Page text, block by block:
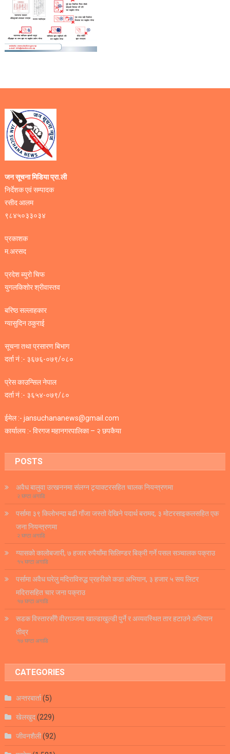
जन सूचना मिडिया प्रा.ली
निर्देशक एवं सम्पादक
रसीद आलम
९८४५०३३०३४
प्रकाशक
म.अरसद
प्रदेश ब्युरो चिफ
युगलकिशोर श्रीवास्तव
बरिष्ठ सल्लाहकार
ग्यासुदिन ठकुराई
सूचना तथा प्रसारण बिभाग
दर्ता नं :- ३६७६-०७९/०८०
प्रेस काउन्सिल नेपाल
दर्ता नं :- ३६५४-०७९/८०
ईमेल :- jansuchananews@gmail.com
कार्यालय :- विरगज महानगरपालिका – २ छपकैया
POSTS
अवैध बालुवा उत्खननमा संलग्न ट्र्याक्टरसहित चालक नियन्त्रणमा
२ घण्टा अगाडि
पर्सामा ३९ किलोभन्दा बढी गाँजा जस्तो देखिने पदार्थ बरामद, ३ मोटरसाइकलसहित एक
जना नियन्त्रणमा
२ घण्टा अगाडि
ग्यासको कालोबजारी, ७ हजार रुपैयाँमा सिलिण्डर बिक्री गर्ने पसल सञ्चालक पक्राउ
१५ घण्टा अगाडि
पर्सामा अवैध घरेलु मदिराविरुद्ध प्रहरीको कडा अभियान, ३ हजार ५ सय लिटर
मदिरासहित चार जना पक्राउ
१७ घण्टा अगाडि
सडक विस्तारसँगै वीरगञ्जमा खाल्डाखुल्डी पुर्ने र अव्यवस्थित तार हटाउने अभियान
तीव्र
१७ घण्टा अगाडि
CATEGORIES
अन्तरबार्ता(5)
खेलखुद(229)
जीवनशैली(92)